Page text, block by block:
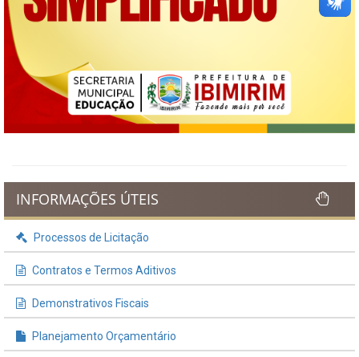
INFORMAÇÕES ÚTEIS
Processos de Licitação
Contratos e Termos Aditivos
Demonstrativos Fiscais
Planejamento Orçamentário